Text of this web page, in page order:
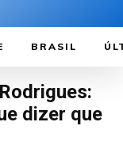
BRASIL
dizer que